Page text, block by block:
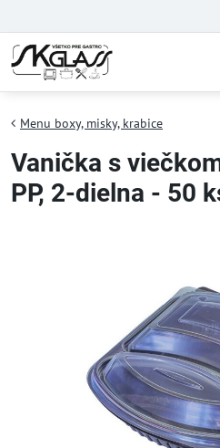
Menu boxy, misky, krabice
Vanička s
PP, 2-dielna - 50